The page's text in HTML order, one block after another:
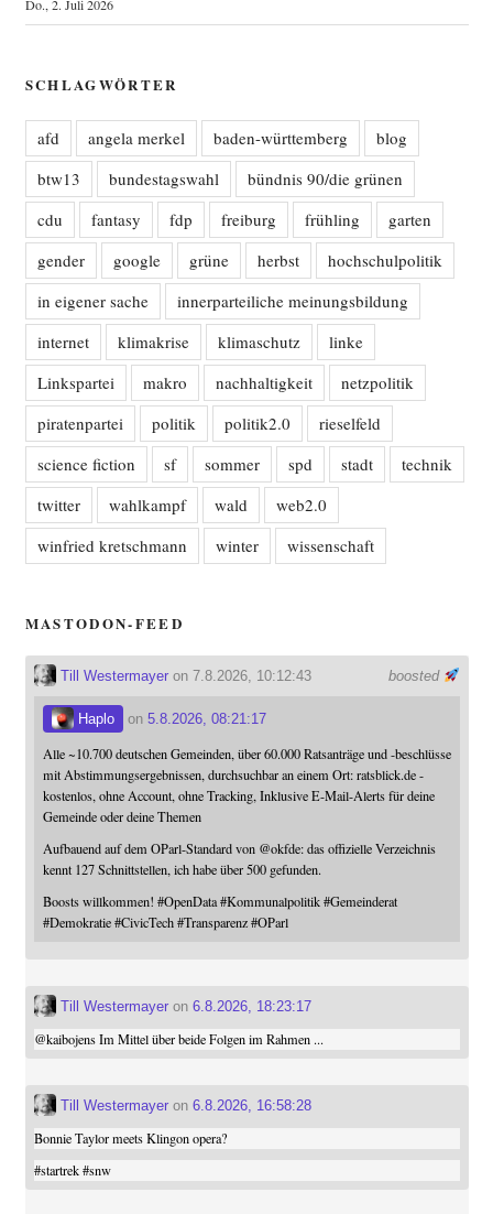
Do., 2. Juli 2026
SCHLAGWÖRTER
afd angela merkel baden-württemberg
blog
btw13
bundestagswahl
bündnis 90/die grünen
cdu
fantasy fdp freiburg frühling
garten
gender
google grüne herbst
hochschulpolitik
in eigener sache
innerparteiliche meinungsbildung
internet
klimakrise klimaschutz
linke
Linkspartei
makro nachhaltigkeit
netzpolitik
piratenpartei
politik politik2.0
rieselfeld
science fiction
sf sommer spd stadt
technik
twitter
wahlkampf wald
web2.0
winfried kretschmann
winter wissenschaft
MASTODON-FEED
boosted
Till Westermayeron 7.8.2026, 10:12:43
Haplo on 5.8.2026, 08:21:17
Alle ~10.700 deutschen Gemeinden, über 60.000 Ratsanträge und -beschlüsse
mit Abstimmungsergebnissen, durchsuchbar an einem Ort: ratsblick.de -
kostenlos, ohne Account, ohne Tracking, Inklusive E-Mail-Alerts für deine
Gemeinde oder deine Themen
Aufbauend auf dem OParl-Standard von @okfde: das offizielle Verzeichnis
kennt 127 Schnittstellen, ich habe über 500 gefunden.
Boosts willkommen! #OpenData #Kommunalpolitik #Gemeinderat
#Demokratie #CivicTech #Transparenz #OParl
Till Westermayeron 6.8.2026, 18:23:17
@kaibojensIm Mittel über beide Folgen im Rahmen ...
Till Westermayeron 6.8.2026, 16:58:28
Bonnie Taylor meets Klingon opera?
#startrek #snw